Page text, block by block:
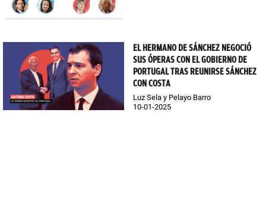
EL HERMANO DE SÁNCHEZ NEGOCIÓ
SUS ÓPERAS CON EL GOBIERNO DE
PORTUGAL TRAS REUNIRSE SÁNCHEZ
CON COSTA
Luz Sela y Pelayo Barro
10-01-2025